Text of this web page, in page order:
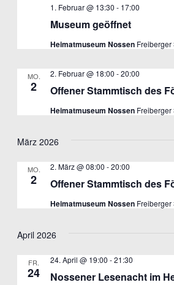
Museum geöffnet
1. Februar @ 13:30 - 17:00
Heimatmuseum Nossen Freiberger
MO.
2 Offener Stammtisch des
2. Februar @ 18:00 -20:00
Heimatmuseum Nossen Freiberger
März 2026
MO.
2 Offener Stammtisch des
2. März @ 08:00 -20:00
Heimatmuseum Nossen Freiberger
April 2026
FR.
24 Nossener Lesenacht im
24. April @ 19:00 -21:30